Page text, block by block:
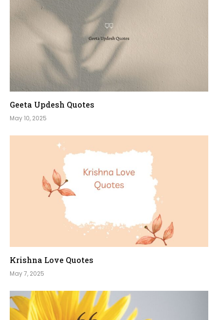
Geeta Updesh Quotes
May 10, 2025
Krishna Love Quotes
May 7, 2025